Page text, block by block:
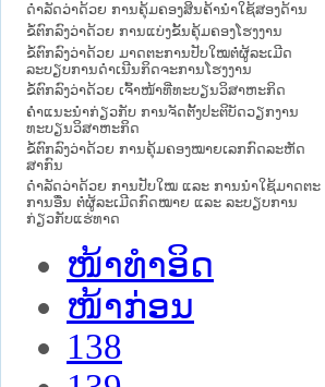
ດໍາລັດວ່າດ້ວຍ ການຄຸ້ມຄອງສິນຄ້ານໍາໃຊ້ສອງດ້ານ
ຂໍ້ຕົກລົງວ່າດ້ວຍ ການແບ່ງຂັ້ນຄຸ້ມຄອງໂຮງງານ
ຂໍ້ຕົກລົງວ່າດ້ວຍ ມາດຕະການປັບໃໝຕໍ່ຜູ້ລະເມີດ
ລະບຽບການດໍາເນີນກິດຈະການໂຮງງານ
ຂໍ້ຕົກລົງວ່າດ້ວຍ ເຈົ້າໜ້າທີ່ທະບຽນວິສາຫະກິດ
ຄໍາແນະນໍາກ່ຽວກັບ ການຈັດຕັ້ງປະຕິບັດວຽກງານ
ທະບຽນວິສາຫະກິດ
ຂໍ້ຕົກລົງວ່າດ້ວຍ ການຄຸ້ມຄອງໝາຍເລກກົດລະຫັດ
ສາກົນ
ດຳລັດວ່າດ້ວຍ ການປັບໃໝ ແລະ ການນຳໃຊ້ມາດຕະ
ການອື່ນ ຕໍ່ຜູ້ລະເມີດກົດໝາຍ ແລະ ລະບຽບການ
ກ່ຽວກັບແຮ່ທາດ
ໜ້າທໍາອິດ
ໜ້າກ່ອນ
138